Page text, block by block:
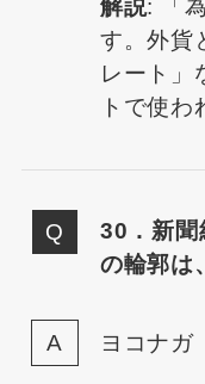
解説: 「
す。外貨
レート」
トで使わ
30．新聞
の輪郭
ヨコナガ